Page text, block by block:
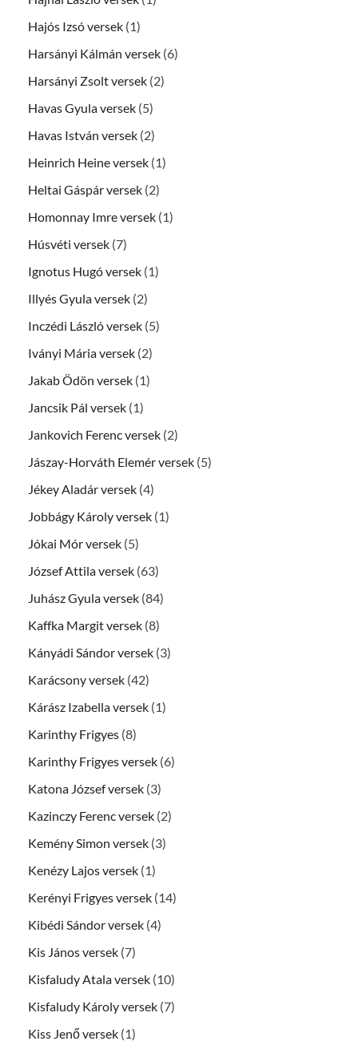
Hajós Izsó versek (1)
Harsányi Kálmán versek (6)
Harsányi Zsolt versek (2)
Havas Gyula versek (5)
Havas István versek (2)
Heinrich Heine versek (1)
Heltai Gáspár versek (2)
Homonnay Imre versek (1)
Húsvéti versek (7)
Ignotus Hugó versek (1)
Illyés Gyula versek (2)
Inczédi László versek (5)
Iványi Mária versek (2)
Jakab Ödön versek (1)
Jancsik Pál versek (1)
Jankovich Ferenc versek (2)
Jászay-Horváth Elemér versek (5)
Jékey Aladár versek (4)
Jobbágy Károly versek (1)
Jókai Mór versek (5)
József Attila versek (63)
Juhász Gyula versek (84)
Kaffka Margit versek (8)
Kányádi Sándor versek (3)
Karácsony versek (42)
Kárász Izabella versek (1)
Karinthy Frigyes (8)
Karinthy Frigyes versek (6)
Katona József versek (3)
Kazinczy Ferenc versek (2)
Kemény Simon versek (3)
Kenézy Lajos versek (1)
Kerényi Frigyes versek (14)
Kibédi Sándor versek (4)
Kis János versek (7)
Kisfaludy Atala versek (10)
Kisfaludy Károly versek (7)
Kiss Jenő versek (1)